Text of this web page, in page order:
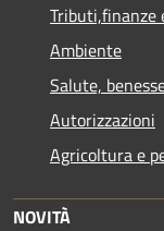
Tributi,finanze
Ambiente
Salute,
Autorizzazioni
Agricoltura e
NOVITÀ